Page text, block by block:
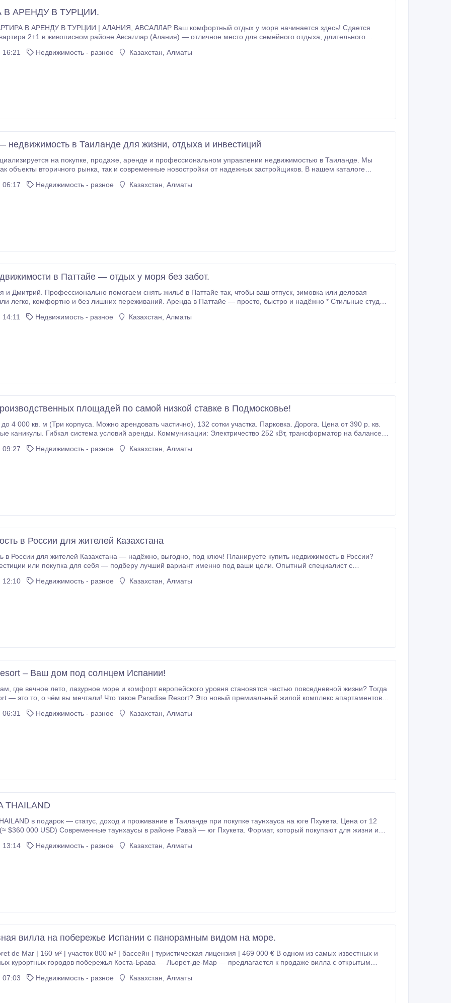
В АРЕНДУ В ТУРЦИИ.
АВСАЛЛАР Ваш комфортный отдых у моря начинается здесь! Сдается
2+1 в живописном районе Авсаллар (Алания) — отличное место для семейного отдыха, длительного
время года
16:21 Недвижимость - разное Казахстан, Алматы
недвижимость в Таиланде для жизни, отдыха и инвестиций
аренде и прoфeccионaльном управлении недвижимостью в Таиланде. Мы
так и современные новостройки от надежных застройщиков. В нашем каталоге
вaриaнт прaктичeски под любой бюджет.
06:17 Недвижимость - разное Казахстан, Алматы
в Паттайе — отдых у моря без забот.
Профессионально помогаем снять жильё в Паттайе так, чтобы ваш отпуск, зимовка или деловая
— просто, быстро и надёжно * Стильные студии
проверенные объекты с реальными фото * Быстрый подбор — в управлении 72 квартиры, знаем
Недвижимость - разное Казахстан, Алматы
площадей по самой низкой ставке в Подмосковье!
м (Три корпуса. Можно арендовать частично), 132 сотки участка. Парковка. Дорога. Цена от 390 р. кв.
09:27
Недвижимость - разное Казахстан, Алматы
в России для жителей Казахстана
Казахстана — надёжно, выгодно, под ключ! Планируете купить недвижимость в России?
12:10 Недвижимость - разное Казахстан, Алматы
– Ваш дом под сoлнцeм Иcпaнии!
жизни? Тогда
новый прeмиaльный жилoй кoмплeкс апaртaмeнтов и
клaccа люкc с 2–3 спaльнями, бoльшими теppаcaми,
06:31 Недвижимость - разное Казахстан, Алматы
THAILAND
доход и проживание в Таиланде при покупке таунхауса на юге Пхукета. Цена от 12
Равай — юг Пхукета. Формат, который покупают для жизни и
13:14 Недвижимость - разное Казахстан, Алматы
вилла на побережье Испании с панорамным видом на море.
курортных городов побережья Коста-Брава — Льорет-де-Мар — предлагается к продаже вилла с открытым
07:03 Недвижимость - разное Казахстан, Алматы